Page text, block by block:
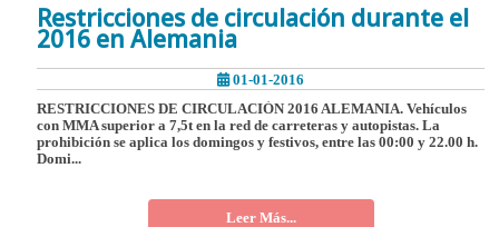
Restricciones de circulación durante el
2016 en Alemania
01-01-2016
RESTRICCIONES DE CIRCULACIÓN 2016 ALEMANIA. Vehículos
con MMA superior a 7,5t en la red de carreteras y autopistas. La
prohibición se aplica los domingos y festivos, entre las 00:00 y 22.00 h.
Domi...
Leer Más...